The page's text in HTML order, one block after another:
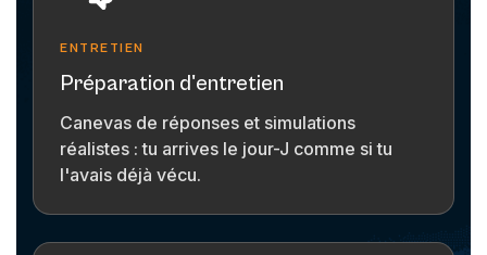
ENTRETIEN
Préparation d'entretien
Canevas de réponses et simulations
réalistes : tu arrives le jour-J comme si tu
l'avais déjà vécu.